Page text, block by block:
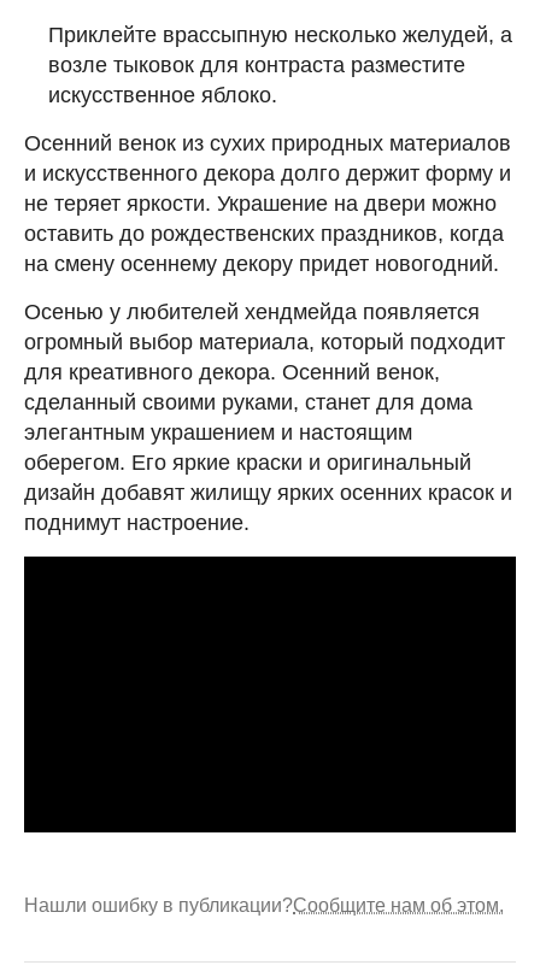
Приклейте врассыпную несколько желудей, а
возле тыковок для контраста разместите
искусственное яблоко.
Осенний венок из сухих природных материалов
и искусственного декора долго держит форму и
не теряет яркости. Украшение на двери можно
оставить до рождественских праздников, когда
на смену осеннему декору придет новогодний.
Осенью у любителей хендмейда появляется
огромный выбор материала, который подходит
для креативного декора. Осенний венок,
сделанный своими руками, станет для дома
элегантным украшением и настоящим
оберегом. Его яркие краски и оригинальный
дизайн добавят жилищу ярких осенних красок и
поднимут настроение.
Нашли ошибку в публикации?Сообщите нам об этом.